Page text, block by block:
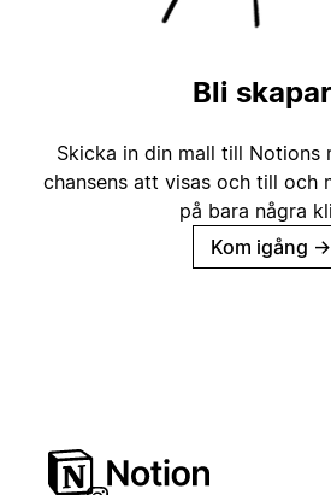
Bli
Skicka in din mall till Notions
chansens att visas och till och
på bara några
Kom igång →